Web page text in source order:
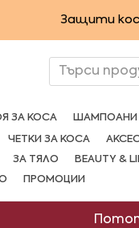
Защити
Търси
ЗА КОСА ШАМПОАНИ
ЧЕТКИ ЗА КОСА
ЗА ТЯЛО BEAUTY &
ПРОМОЦИИ